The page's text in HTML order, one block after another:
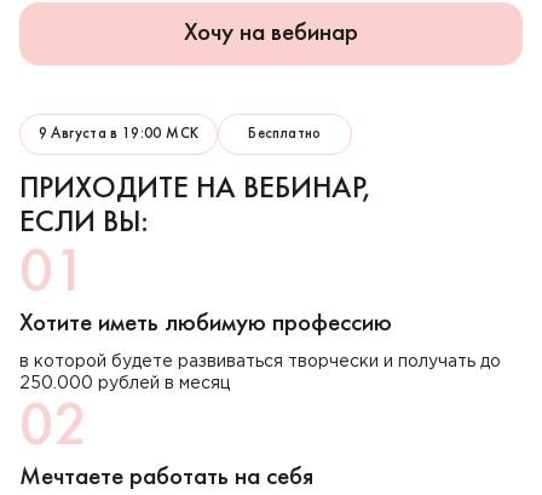
Хочу на вебинар
9 Августа в 19:00 МСК Бесплатно
ПРИХОДИТЕ НА ВЕБИНАР,
ЕСЛИ ВЫ:
01
Хотите иметь любимую профессию
в которой будете развиваться творчески и получать до
250.000 рублей в месяц
02
Мечтаете работать на себя